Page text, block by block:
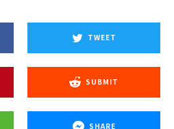
TWEET
SUBMIT
SHARE